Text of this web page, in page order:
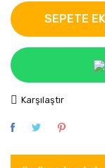
SEPETE
Karşılaştır